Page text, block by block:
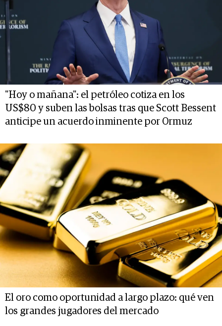
"Hoy o mañana": el petróleo cotiza en los
US$80 y suben las bolsas tras que Scott Bessent
anticipe un acuerdo inminente por Ormuz
El oro como oportunidad a largo plazo: qué ven
los grandes jugadores del mercado